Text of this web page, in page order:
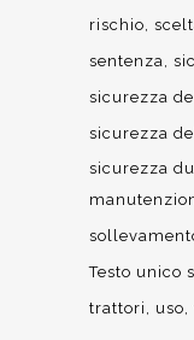
rischio
sentenza
sicurezza
sicurezza
sicurezza
Testo unico
trattori
uso